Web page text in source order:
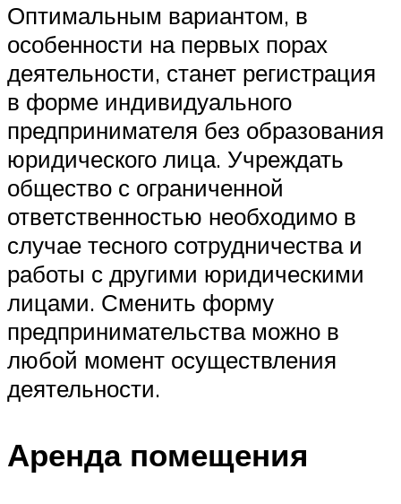
Оптимальным вариантом, в
особенности на первых порах
деятельности, станет регистрация
в форме индивидуального
предпринимателя без образования
юридического лица. Учреждать
общество с ограниченной
ответственностью необходимо в
случае тесного сотрудничества и
работы с другими юридическими
лицами. Сменить форму
предпринимательства можно в
любой момент осуществления
деятельности.
Аренда помещения